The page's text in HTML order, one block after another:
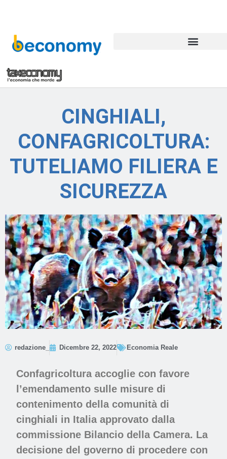
CINGHIALI,
CONFAGRICOLTURA:
TUTELIAMO FILIERA E
SICUREZZA
redazione_ Dicembre 22, 2022 Economia Reale
Confagricoltura accoglie con favore
l’emendamento sulle misure di
contenimento della comunità di
cinghiali in Italia approvato dalla
commissione Bilancio della Camera. La
decisione del governo di procedere con